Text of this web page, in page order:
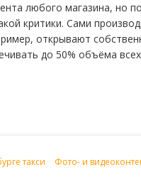
любого магазина, но
критики. Сами
открывают
до 50% объёма
такси
Фото- и